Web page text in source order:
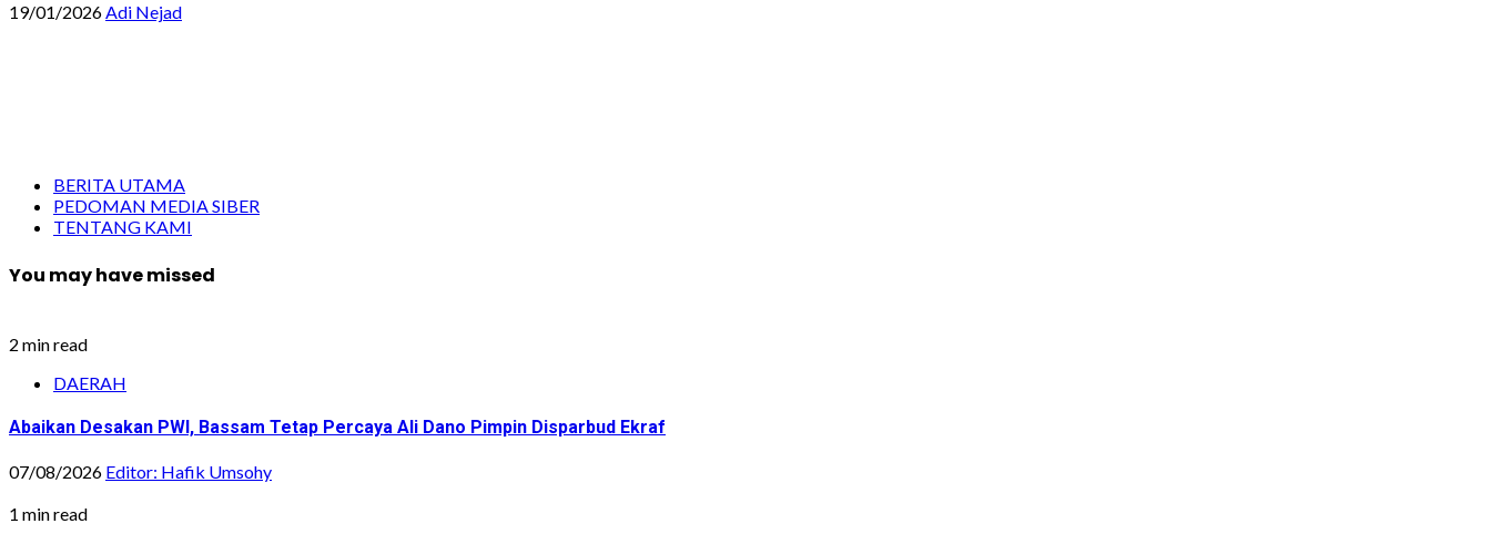
19/01/2026Adi Nejad
BERITA UTAMA
PEDOMAN MEDIA SIBER
TENTANG KAMI
You may have missed
2 min read
DAERAH
Abaikan Desakan PWI, Bassam Tetap Percaya Ali Dano Pimpin Disparbud Ekraf
07/08/2026 Editor: Hafik Umsohy
1 min read